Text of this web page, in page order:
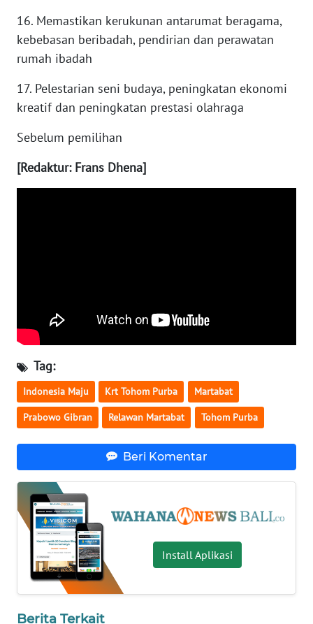
16. Memastikan kerukunan antarumat beragama,
kebebasan beribadah, pendirian dan perawatan
rumah ibadah
17. Pelestarian seni budaya, peningkatan ekonomi
kreatif dan peningkatan prestasi olahraga
Sebelum pemilihan
[Redaktur: Frans Dhena]
Tag:
Indonesia Maju Krt Tohom Purba Martabat
Prabowo Gibran Relawan Martabat Tohom Purba
Beri Komentar
Install Aplikasi
Berita Terkait
WN
SUMEDANG
CIANJUR
KEPULAUAN
WN
WN
INDRAMAYU
WN
KUNINGAN
WN
SUBANG
WN
SUKABUMI
PURWAKARTA